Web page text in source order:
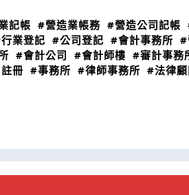
記帳 #營造業帳務 #營造公司記帳
業登記 #公司登記 #會計事務所 #
#會計公司 #會計師樓 #審計事務
冊 #事務所 #律師事務所 #法律